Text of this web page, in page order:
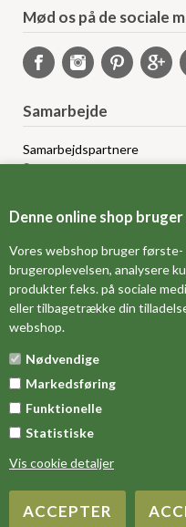
Denne online shop
Vores webshop bruger
brugeroplevelsen, analysere
produkter f.eks. på sociale
eller tilbagetrække din
webshop.
Nødvendige
Markedsføring
Funktionelle
Statistiske
Vis cookie detaljer
Mød os på de sociale
Samarbejde
Samarbejdspartnere
Sponsorprogram
Grossistsalg
FORSIDE
OM OS
MÅLESKEMA
DINE FAVORITVARER
Copyright 2016 DreamZZZ.dk